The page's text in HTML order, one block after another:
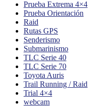
Prueba Extrema 4×4
Prueba Orientación
Raid
Rutas GPS
Senderismo
Submarinismo
TLC Serie 40
TLC Serie 70
Toyota Auris
Trail Running / Raid
Trial 4×4
webcam